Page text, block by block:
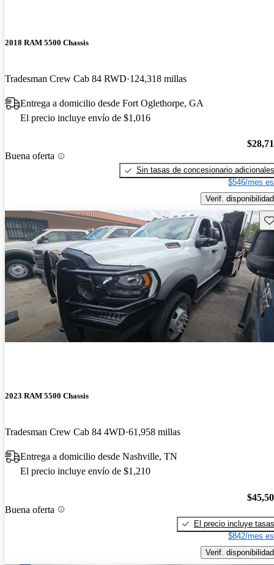
2018 RAM 5500 Chassis
Tradesman Crew Cab 84 RWD 124,318 millas
Entrega a domicilio desde Fort Oglethorpe, GA
El precio incluye envío de $1,016
Buena oferta
Sin tasas de concesionario adicionales
$546/mes
Verif. disponibilidad
2023 RAM 5500 Chassis
Tradesman Crew Cab 84 4WD 61,958 millas
Entrega a domicilio desde Nashville, TN
El precio incluye envío de $1,210
Buena oferta
El precio incluye tasas
$842/mes
Verif. disponibilidad